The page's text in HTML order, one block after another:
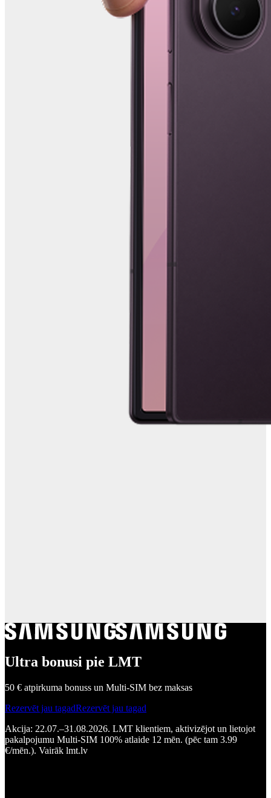
Ultra bonusi pie LMT
50 € atpirkuma bonuss un Multi-SIM bez maksas
Rezervēt jau tagadRezervēt jau tagad
Akcija: 22.07.–31.08.2026. LMT klientiem, aktivizējot un lietojot
pakalpojumu Multi-SIM 100% atlaide 12 mēn. (pēc tam 3.99
€/mēn.). Vairāk lmt.lv